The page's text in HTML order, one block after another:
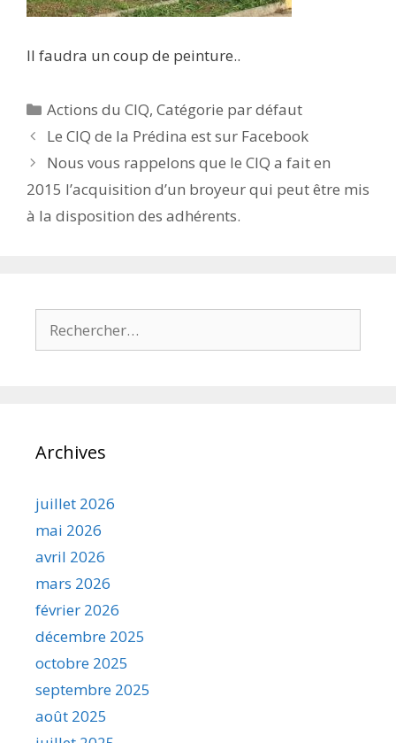
Il faudra un coup de peinture..
Catégories
Actions du CIQ,Catégorie par défaut
Le CIQ de la Prédina est sur Facebook
Nous vous rappelons que le CIQ a fait en
2015 l’acquisition d’un broyeur qui peut être mis
à la disposition des adhérents.
Archives
juillet 2026
mai 2026
avril 2026
mars 2026
février 2026
décembre 2025
octobre 2025
septembre 2025
août 2025